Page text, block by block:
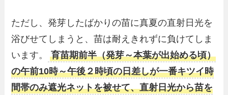
ただし、発芽したばかりの苗に真夏の直射日光を
浴びせてしまうと、苗は耐えきれずに負けてしま
います。
育苗期前半（発芽～本葉が出始める頃）
の午前10時～午後２時頃の日差しが一番キツイ時
間帯のみ遮光ネットを被せて、直射日光から苗を